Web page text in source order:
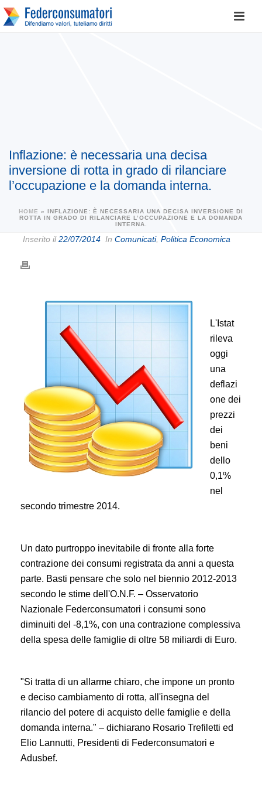
Inflazione: è necessaria una decisa
inversione di rotta in grado di rilanciare
l’occupazione e la domanda interna.
HOME » INFLAZIONE: È NECESSARIA UNA DECISA INVERSIONE DI
ROTTA IN GRADO DI RILANCIARE L’OCCUPAZIONE E LA DOMANDA
INTERNA.
Inserito il22/07/2014 In Comunicati, Politica Economica
L'Istat
rileva
oggi
una
deflazi
one dei
prezzi
dei
beni
dello
0,1%
nel
secondo trimestre 2014.
Un dato purtroppo inevitabile di fronte alla forte
contrazione dei consumi registrata da anni a questa
parte. Basti pensare che solo nel biennio 2012-2013
secondo le stime dell'O.N.F. – Osservatorio
Nazionale Federconsumatori i consumi sono
diminuiti del -8,1%, con una contrazione complessiva
della spesa delle famiglie di oltre 58 miliardi di Euro.
"Si tratta di un allarme chiaro, che impone un pronto
e deciso cambiamento di rotta, all'insegna del
rilancio del potere di acquisto delle famiglie e della
domanda interna." – dichiarano Rosario Trefiletti ed
Elio Lannutti, Presidenti di Federconsumatori e
Adusbef.